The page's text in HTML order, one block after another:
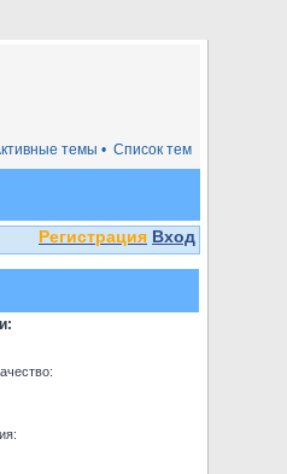
Список тем
темы •
Регистрация Вход